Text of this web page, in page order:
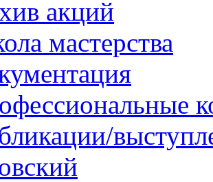
акций
мастерства